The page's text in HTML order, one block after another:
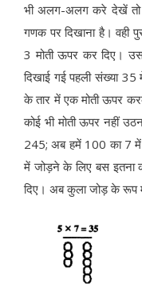
भी अलग-अलग करे देखें
गणक पर दिखाना है। वही
3 मोती ऊपर कर दिए।
दिखाई गई पहली संख्या
के तार में एक मोती ऊपर
कोई भी मोती ऊपर नहीं
245; अब हमें 100 का 7 में
में जोड़ने के लिए बस इतना
दिए। अब कुला जोड़ के रूप